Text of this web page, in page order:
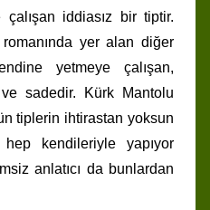
iddiasız bir tiptir.
yer alan diğer
yetmeye çalışan,
sadedir. Kürk Mantolu
tiplerin ihtirastan yoksun
hep kendileriyle yapıyor
anlatıcı da bunlardan